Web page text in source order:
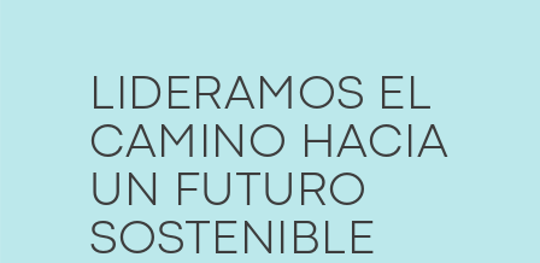
LIDERAMOS EL
CAMINO HACIA
UN
FUTURO
SOSTENIBLE